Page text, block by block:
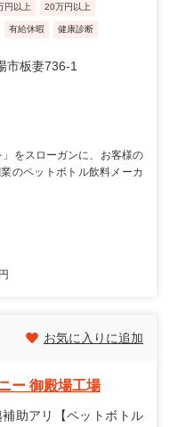
円以上 20万円以上
有給休暇 健康診断
市板妻736-1
をスローガンに、お客様の
のペットボトル飲料メーカ
お気に入りに追加
ー 御殿場工場
助アリ【ペットボトル